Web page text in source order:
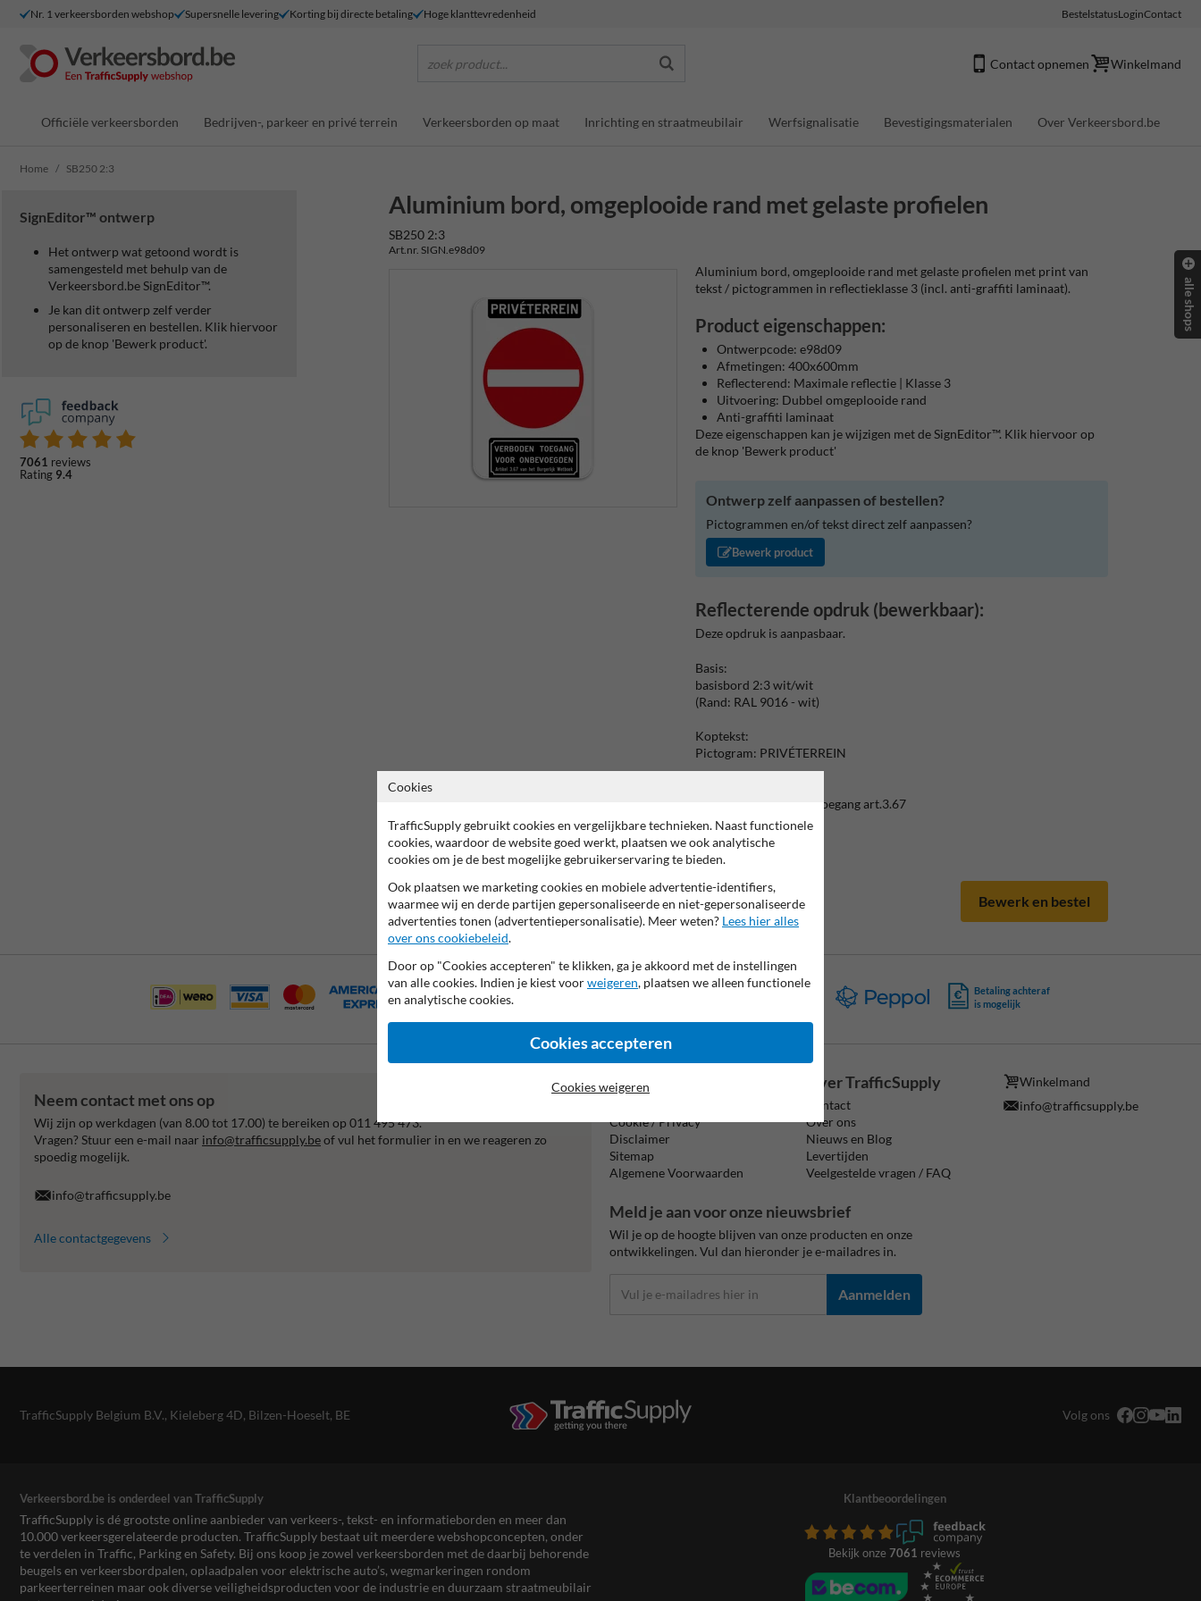
Nr. 1 verkeersborden webshop Supersnelle levering Korting bij directe betaling Hoge klanttevredenheid BestelstatusLoginContact
zoek product... Contact opnemen Winkelmand
Officiële verkeersborden Bedrijven-, parkeer en privé terrein Verkeersborden op maat Inrichting en straatmeubilair Werfsignalisatie Bevestigingsmaterialen Over Verkeersbord.be
Home SB250 2:3
SignEditor™ ontwerp
Het ontwerp wat getoond wordt is
samengesteld met behulp van de
Verkeersbord.be SignEditor™.
Je kan dit ontwerp zelf verder
personaliseren en bestellen. Klik hiervoor
op de knop 'Bewerk product'.
7061 reviews
Rating 9.4
Aluminium bord, omgeplooide rand met gelaste profielen
SB250 2:3
Art.nr. SIGN.e98d09
Aluminium bord, omgeplooide rand met gelaste profielen met print van
tekst / pictogrammen in reflectieklasse 3 (incl. anti-graffiti laminaat).
Product eigenschappen:
Ontwerpcode: e98d09
Afmetingen: 400x600mm
Reflecterend: Maximale reflectie | Klasse 3
Uitvoering: Dubbel omgeplooide rand
Anti-graffiti laminaat
Deze eigenschappen kan je wijzigen met de SignEditor™. Klik hiervoor op
de knop 'Bewerk product'
Ontwerp zelf aanpassen of bestellen?
Pictogrammen en/of tekst direct zelf aanpassen?
Bewerk product
Reflecterende opdruk (bewerkbaar):
Deze opdruk is aanpasbaar.
Basis:
basisbord 2:3 wit/wit
(Rand: RAL 9016 - wit)
Koptekst:
Pictogram: PRIVÉTERREIN
Pictogram: Verboden toegang art.3.67
Verkeersteken:
Pictogram: C01.
Bewerk en bestel
Vooruitbetaling
Betaling achteraf
is mogelijk
Neem contact met ons op
Wij zijn op werkdagen (van 8.00 tot 17.00) te bereiken op 011 495 473.
Vragen? Stuur een e-mail naar info@trafficsupply.beof vul het formulier in en we reageren zo
spoedig mogelijk.
info@trafficsupply.be
Alle contactgegevens
Informatie
Cookie / Privacy
Disclaimer
Sitemap
Algemene Voorwaarden
Over TrafficSupply
Contact
Over ons
Nieuws en Blog
Levertijden
Veelgestelde vragen / FAQ
Winkelmand
info@trafficsupply.be
Meld je aan voor onze nieuwsbrief
Wil je op de hoogte blijven van onze producten en onze
ontwikkelingen. Vul dan hieronder je e-mailadres in.
Aanmelden
TrafficSupply Belgium B.V., Kieleberg 4D, Bilzen-Hoeselt, BE Volg ons
Verkeersbord.be is onderdeel van TrafficSupply
TrafficSupply is dé grootste online aanbieder van verkeers-, tekst- en informatieborden en meer dan
10.000 verkeersgerelateerde producten. TrafficSupply bestaat uit meerdere webshopconcepten, onder
te verdelen in Traffic, Parking en Safety. Bij ons koop je zowel verkeersborden met de daarbij behorende
beugels en verkeersbordpalen, oplaadpalen voor elektrische auto’s, wegmarkeringen rondom
parkeerterreinen maar ook diverse veiligheidsproducten voor de industrie en duurzaam straatmeubilair
Klantbeoordelingen
Bekijk onze 7061 reviews
alle shops
Cookies
TrafficSupply gebruikt cookies en vergelijkbare technieken. Naast functionele
cookies, waardoor de website goed werkt, plaatsen we ook analytische
cookies om je de best mogelijke gebruikerservaring te bieden.
Ook plaatsen we marketing cookies en mobiele advertentie-identifiers,
waarmee wij en derde partijen gepersonaliseerde en niet-gepersonaliseerde
advertenties tonen (advertentiepersonalisatie). Meer weten? Lees hier alles
over ons cookiebeleid.
Door op "Cookies accepteren" te klikken, ga je akkoord met de instellingen
van alle cookies. Indien je kiest voorweigeren, plaatsen we alleen functionele
en analytische cookies.
Cookies accepteren
Cookies weigeren